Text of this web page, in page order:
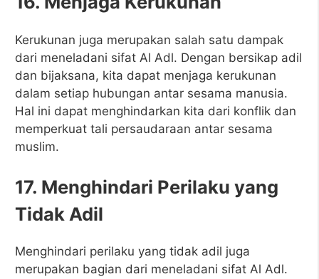
Kerukunan juga merupakan salah satu dampak
dari meneladani sifat Al Adl. Dengan bersikap adil
dan bijaksana, kita dapat menjaga kerukunan
dalam setiap hubungan antar sesama manusia.
Hal ini dapat menghindarkan kita dari konflik dan
memperkuat tali persaudaraan antar sesama
muslim.
17. Menghindari Perilaku yang
Tidak Adil
Menghindari perilaku yang tidak adil juga
merupakan bagian dari meneladani sifat Al Adl.